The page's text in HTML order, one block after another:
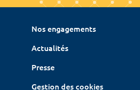
Nos engagements
Actualités
Presse
Gestion des cookies